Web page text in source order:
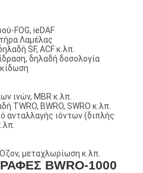
FOG, ieDAF
Λαμέλας
SF, ACF κ.λπ.
δηλαδή δοσολογία
ινών, MBR κ.λπ.
TWRO, BWRO, SWRO κ.λπ.
ανταλλαγής ιόντων (διπλής
μεταχλωρίωση κ.λπ.
BWRO-1000